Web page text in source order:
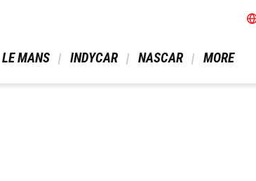
LE MANS INDYCAR NASCAR MORE